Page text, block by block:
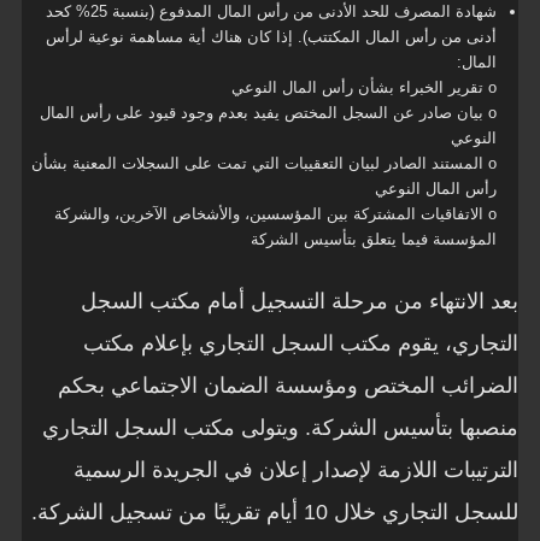
شهادة المصرف للحد الأدنى من رأس المال المدفوع (بنسبة 25% كحد
أدنى من رأس المال المكتتب). إذا كان هناك أية مساهمة نوعية لرأس
المال:
o تقرير الخبراء بشأن رأس المال النوعي
o بيان صادر عن السجل المختص يفيد بعدم وجود قيود على رأس المال
النوعي
o المستند الصادر لبيان التعقيبات التي تمت على السجلات المعنية بشأن
رأس المال النوعي
o الاتفاقيات المشتركة بين المؤسسين، والأشخاص الآخرين، والشركة
المؤسسة فيما يتعلق بتأسيس الشركة
بعد الانتهاء من مرحلة التسجيل أمام مكتب السجل
التجاري، يقوم مكتب السجل التجاري بإعلام مكتب
الضرائب المختص ومؤسسة الضمان الاجتماعي بحكم
منصبها بتأسيس الشركة. ويتولى مكتب السجل التجاري
الترتيبات اللازمة لإصدار إعلان في الجريدة الرسمية
للسجل التجاري خلال 10 أيام تقريبًا من تسجيل الشركة.